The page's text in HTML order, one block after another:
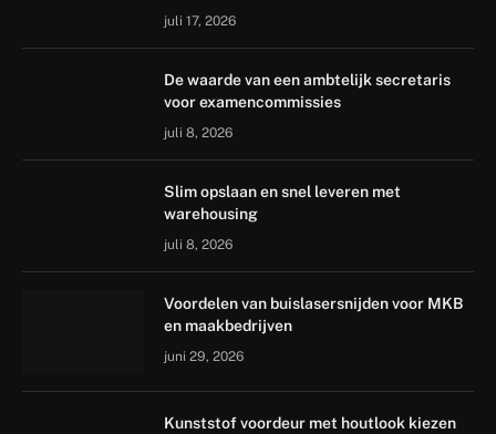
juli 17, 2026
De waarde van een ambtelijk secretaris
voor examencommissies
juli 8, 2026
Slim opslaan en snel leveren met
warehousing
juli 8, 2026
Voordelen van buislasersnijden voor MKB
en maakbedrijven
juni 29, 2026
Kunststof voordeur met houtlook kiezen